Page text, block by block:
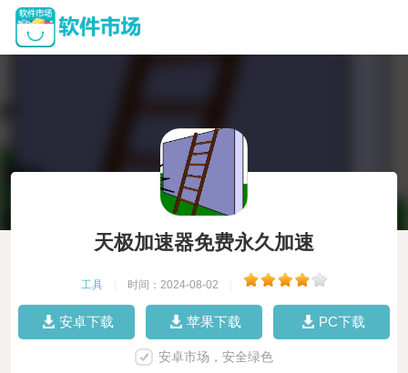
天极加速器免费永久加速
工具 时间：2024-08-02
安卓下载 苹果下载 PC下载
安卓市场，安全绿色